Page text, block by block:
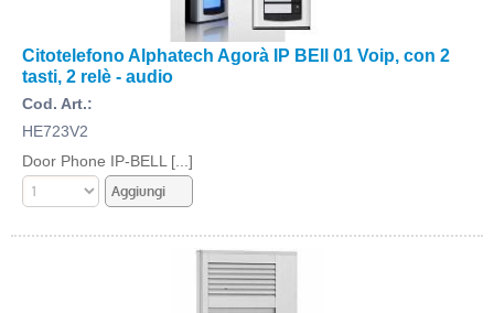
Citotelefono Alphatech Agorà IP BEll 01 Voip, con 2
tasti, 2 relè - audio
Cod. Art.:
HE723V2
Door Phone IP-BELL [...]